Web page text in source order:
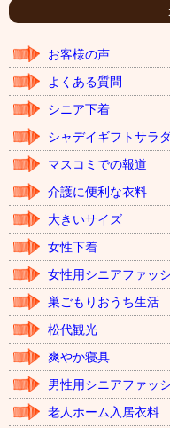
イ
お客様の声
よくある質問
シニア下着
シャデイギフトサラ
マスコミでの報道
介護に便利な衣料
大きいサイズ
女性下着
女性用シニアファッ
巣ごもりおうち生活
松代観光
爽やか寝具
男性用シニアファッ
老人ホーム入居衣料